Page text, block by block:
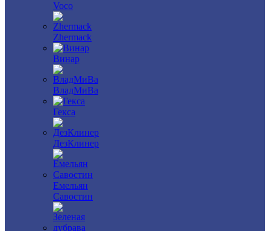
Voco
Zhermack
Винар
ВладМиВа
Гекса
ДезКлинер
Емельян
Савостин